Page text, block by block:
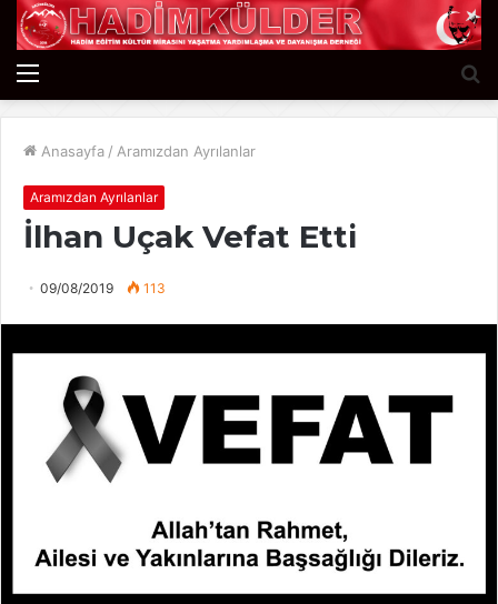
Anasayfa / Aramızdan Ayrılanlar
Aramızdan Ayrılanlar
İlhan Uçak Vefat Etti
09/08/2019 113